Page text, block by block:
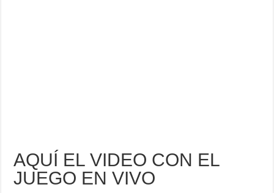
AQUÍ EL VIDEO CON EL
JUEGO EN VIVO